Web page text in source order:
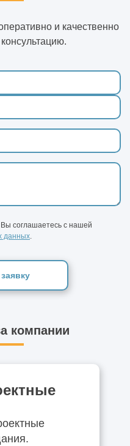
и качественно
Вы соглашаетесь с нашей
данных.
компании